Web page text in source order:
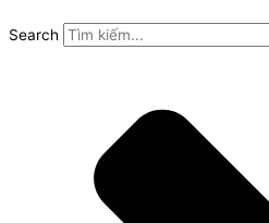
Search